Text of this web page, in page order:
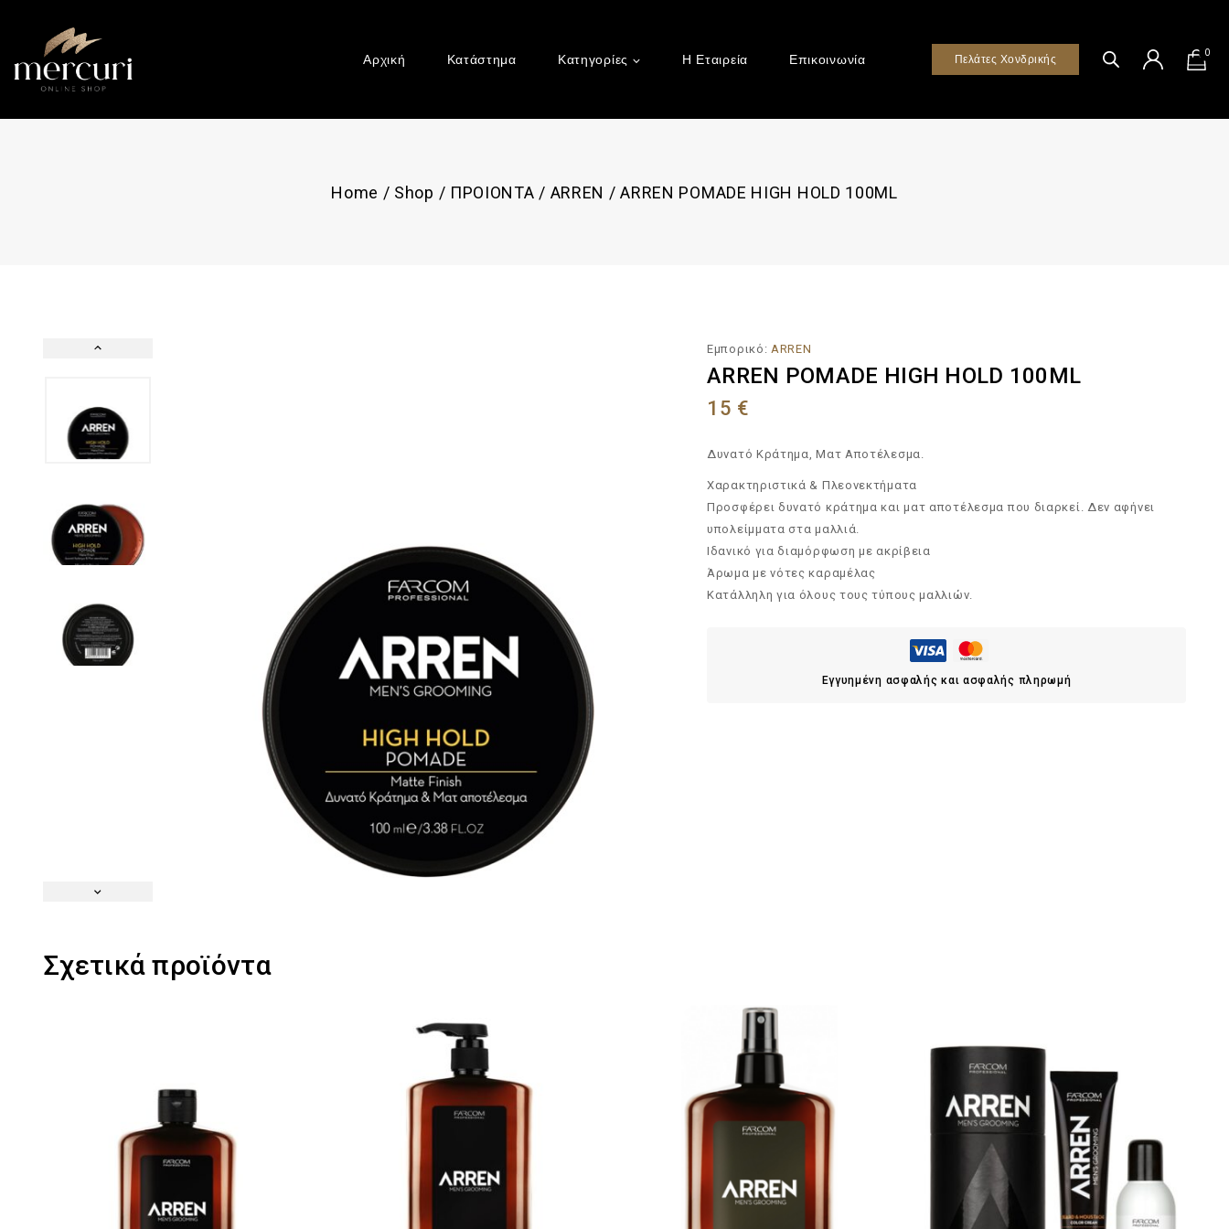
Αρχική Κατάστημα Κατηγορίες Η Εταιρεία Επικοινωνία Πελάτες Χονδρικής 0
Home / Shop / ΠΡΟΙΟΝΤΑ / ARREN / ARREN POMADE HIGH HOLD 100ML
Εμπορικό: ARREN
ARREN POMADE HIGH HOLD 100ML
15 €
Δυνατό Κράτημα, Ματ Αποτέλεσμα.
Χαρακτηριστικά & Πλεονεκτήματα
Προσφέρει δυνατό κράτημα και ματ αποτέλεσμα που διαρκεί. Δεν αφήνει
υπολείμματα στα μαλλιά.
Ιδανικό για διαμόρφωση με ακρίβεια
Άρωμα με νότες καραμέλας
Κατάλληλη για όλους τους τύπους μαλλιών.
Εγγυημένη ασφαλής και ασφαλής πληρωμή
Σχετικά προϊόντα